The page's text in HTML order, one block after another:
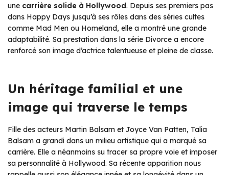
une carrière solide à Hollywood. Depuis ses premiers pas
dans Happy Days jusqu’à ses rôles dans des séries cultes
comme Mad Men ou Homeland, elle a montré une grande
adaptabilité. Sa prestation dans la série Divorce a encore
renforcé son image d’actrice talentueuse et pleine de classe.
Un héritage familial et une
image qui traverse le temps
Fille des acteurs Martin Balsam et Joyce Van Patten, Talia
Balsam a grandi dans un milieu artistique qui a marqué sa
carrière. Elle a néanmoins su tracer sa propre voie et imposer
sa personnalité à Hollywood. Sa récente apparition nous